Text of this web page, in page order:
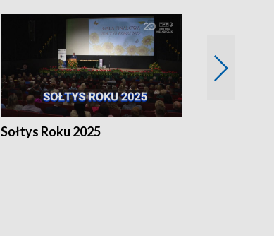
Sołtys Roku 2025